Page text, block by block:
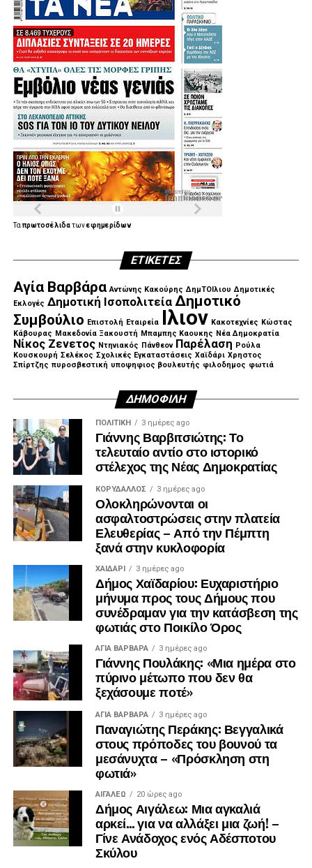
.
.
.
Ταπρωτοσέλιδατωνεφημερίδων
ΕΤΙΚΈΤΕΣ
Αγία Βαρβάρα Αντώνης Κακούρης ΔημΤΟΙλιου Δημοτικές
Εκλογές Δημοτική Ισοπολιτεία Δημοτικό
Συμβούλιο Επιστολή Εταιρεία Ιλιον Κακοτεχνίες Κώστας
Κάβουρας Μακεδονία Ξακουστή Μπαμπης Καουκης Νέα Δημοκρατία
Νίκος Ζενετος Ντηνιακός Πάνθεον Παρέλαση Ρούλα
Κουσκουρή Σελέκος Σχολικές Εγκαταστάσεις Χαϊδάρι Χρηστος
Σπίρτζης πυροσβεστική υποψηφιος βουλευτής φιλοδημος φωτιά
ΔΗΜΟΦΙΛΉ
ΠΟΛΙΤΙΚΉ 3 ημέρες ago
Γιάννης Βαρβιτσιώτης: Το
τελευταίο αντίο στο ιστορικό
στέλεχος της Νέας Δημοκρατίας
ΚΟΡΥΔΑΛΛΟΣ 3 ημέρες ago
Ολοκληρώνονται οι
ασφαλτοστρώσεις στην πλατεία
Ελευθερίας – Από την Πέμπτη
ξανά στην κυκλοφορία
ΧΑΪΔΑΡΙ 3 ημέρες ago
Δήμος Χαϊδαρίου: Ευχαριστήριο
μήνυμα προς τους Δήμους που
συνέδραμαν για την κατάσβεση της
φωτιάς στο Ποικίλο Όρος
ΑΓΙΑ ΒΑΡΒΑΡΑ 3 ημέρες ago
Γιάννης Πουλάκης: «Μια ημέρα στο
πύρινο μέτωπο που δεν θα
ξεχάσουμε ποτέ»
ΑΓΙΑ ΒΑΡΒΑΡΑ 3 ημέρες ago
Παναγιώτης Περάκης: Βεγγαλικά
στους πρόποδες του βουνού τα
μεσάνυχτα – «Πρόσκληση στη
φωτιά»
ΑΙΓΑΛΕΩ 20 ώρες ago
Δήμος Αιγάλεω: Μια αγκαλιά
αρκεί… για να αλλάξει μια ζωή! –
Γίνε Ανάδοχος ενός Αδέσποτου
Σκύλου